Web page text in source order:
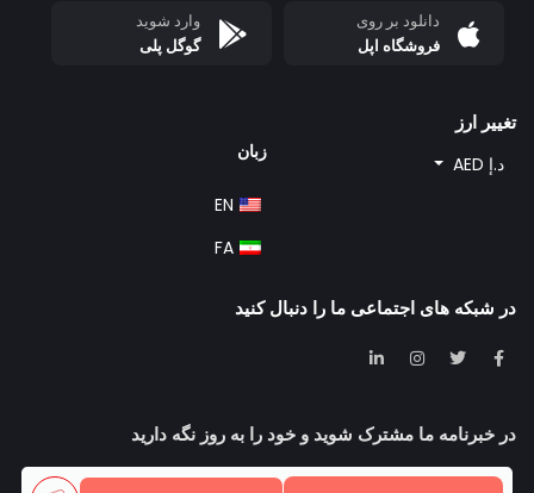
دانلود بر روی
فروشگاه اپل
وارد شوید
گوگل پلی
تغییر ارز
د.إ AED
زبان
EN
FA
در شبکه های اجتماعی ما را دنبال کنید
در خبرنامه ما مشترک شوید و خود را به روز نگه دارید